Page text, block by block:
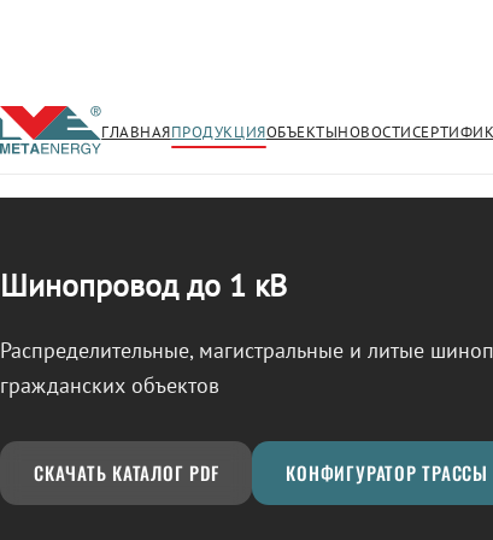
ГЛАВНАЯПРОДУКЦИЯОБЪЕКТЫНОВОСТИ
← Продукция/ШИНОПРОВОД
Шинопровод до 1 кВ
Распределительные, магистральные и литые
гражданских объектов
СКАЧАТЬ КАТАЛОГ PDF КОНФИГУРАТОР ТРАССЫ